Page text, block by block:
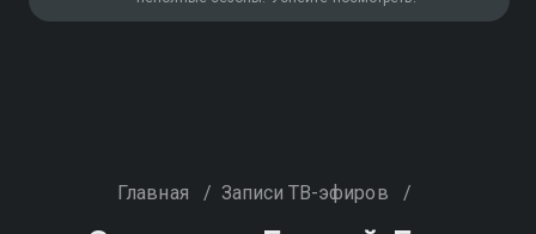
Главная / Записи ТВ-эфиров /